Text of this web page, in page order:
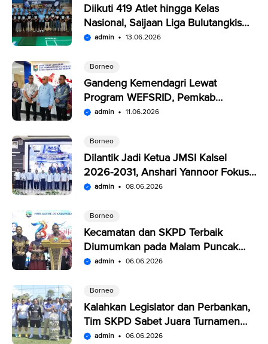
Diikuti 419 Atlet hingga Kelas
Nasional, Saijaan Liga Bulutangkis
Memperebutkan Rp109,5 Juta
admin 13.06.2026
Borneo
Gandeng Kemendagri Lewat
Program WEFSRID, Pemkab
Kotabaru Targetkan Petani Panen 3
admin 11.06.2026
Borneo
Dilantik Jadi Ketua JMSI Kalsel
2026-2031, Anshari Yannoor Fokus
Verifikasi Perusahaan Pers
admin 08.06.2026
Borneo
Kecamatan dan SKPD Terbaik
Diumumkan pada Malam Puncak
Penutupan Expo Saijaan Kotabaru
admin 06.06.2026
Borneo
Kalahkan Legislator dan Perbankan,
Tim SKPD Sabet Juara Turnamen
Segitiga Kotabaru
admin 06.06.2026